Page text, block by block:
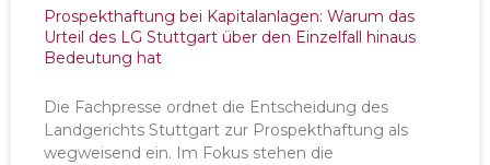
Prospekthaftung bei Kapitalanlagen: Warum das
Urteil des LG Stuttgart über den Einzelfall hinaus
Bedeutung hat
Die Fachpresse ordnet die Entscheidung des
Landgerichts Stuttgart zur Prospekthaftung als
wegweisend ein. Im Fokus stehen die